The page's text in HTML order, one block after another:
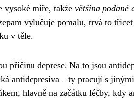
vysoké míře, takže většina podané
vylučuje pomalu, trvá to
v těle.
příčinu deprese. Na to jsou
antidepresiva – ty pracují s
hlavně na začátku léčby, kdy